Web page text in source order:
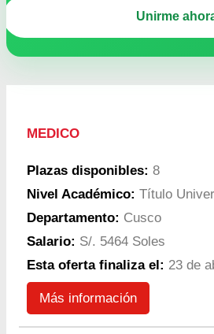
Unirme
MEDICO
Plazas disponibles: 8
Nivel Académico: Título
Departamento: Cusco
Salario: S/. 5464 Soles
Esta oferta finaliza el: 23 de
Más información